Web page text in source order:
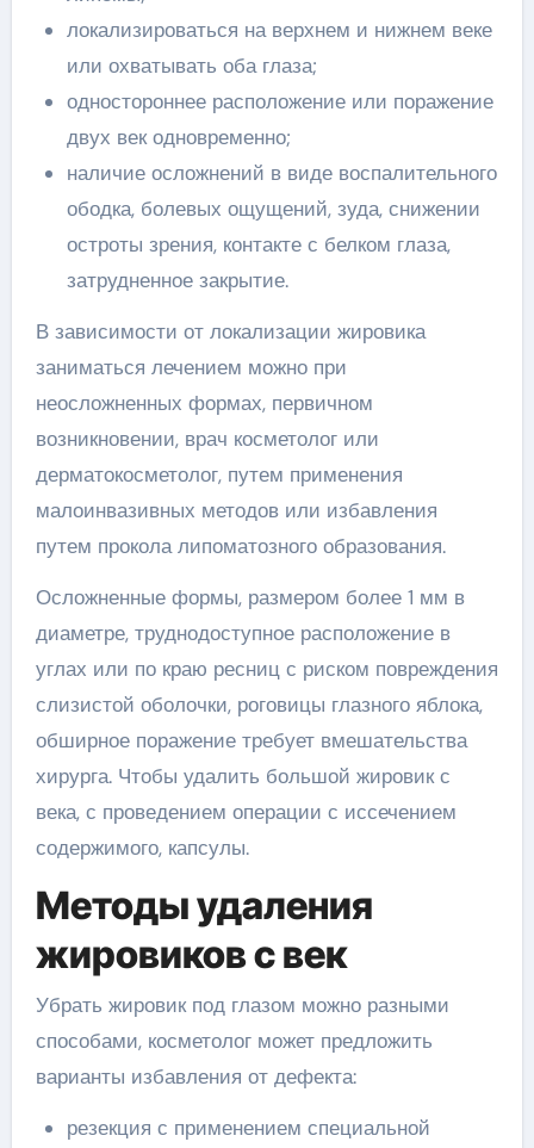
локализироваться на верхнем и нижнем веке
или охватывать оба глаза;
одностороннее расположение или поражение
двух век одновременно;
наличие осложнений в виде воспалительного
ободка, болевых ощущений, зуда, снижении
остроты зрения, контакте с белком глаза,
затрудненное закрытие.
В зависимости от локализации жировика
заниматься лечением можно при
неосложненных формах, первичном
возникновении, врач косметолог или
дерматокосметолог, путем применения
малоинвазивных методов или избавления
путем прокола липоматозного образования.
Осложненные формы, размером более 1 мм в
диаметре, труднодоступное расположение в
углах или по краю ресниц с риском повреждения
слизистой оболочки, роговицы глазного яблока,
обширное поражение требует вмешательства
хирурга. Чтобы удалить большой жировик с
века, с проведением операции с иссечением
содержимого, капсулы.
Методы удаления
жировиков с век
Убрать жировик под глазом можно разными
способами, косметолог может предложить
варианты избавления от дефекта:
резекция с применением специальной